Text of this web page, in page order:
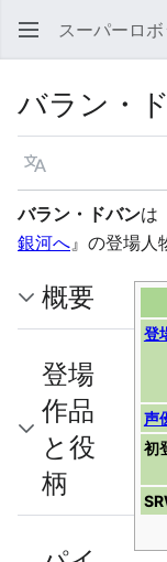
スーパーロ
バラン・
言語
バラン・ドバンは
銀河へ』の登場人
登
声
初
概要
登場
作品
と役
柄